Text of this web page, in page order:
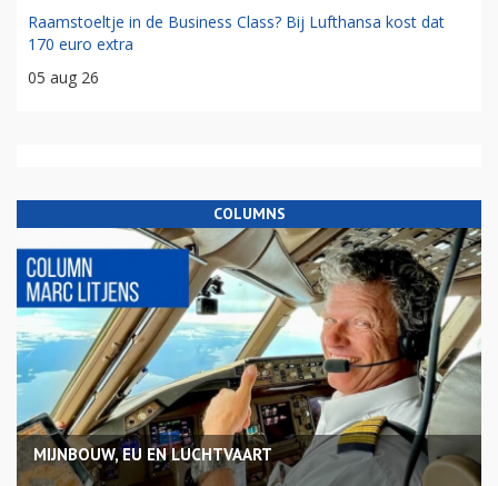
Raamstoeltje in de Business Class? Bij Lufthansa kost dat
170 euro extra
05 aug 26
COLUMNS
MIJNBOUW, EU EN LUCHTVAART